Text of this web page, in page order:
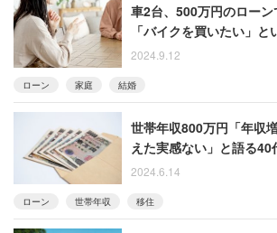
車2台、500万円のロー
「バイクを買いたい」
性の投稿に注目
2024.9.12
ローン 家庭 結婚
世帯年収800万円「年収
えた実感ない」と語る40
2024.6.14
ローン 世帯年収 移住